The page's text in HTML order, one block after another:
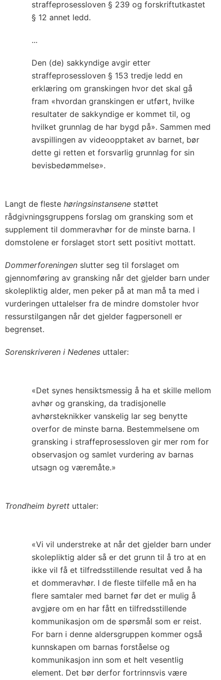
straffeprosessloven § 239 og forskriftutkastet
§ 12 annet ledd.
...
Den (de) sakkyndige avgir etter
straffeprosessloven § 153 tredje ledd en
erklæring om granskingen hvor det skal gå
fram «hvordan granskingen er utført, hvilke
resultater de sakkyndige er kommet til, og
hvilket grunnlag de har bygd på». Sammen med
avspillingen av videoopptaket av barnet, bør
dette gi retten et forsvarlig grunnlag for sin
bevisbedømmelse».
Langt de fleste høringsinstansene støttet
rådgivningsgruppens forslag om gransking som et
supplement til dommeravhør for de minste barna. I
domstolene er forslaget stort sett positivt mottatt.
Dommerforeningen slutter seg til forslaget om
gjennomføring av gransking når det gjelder barn under
skolepliktig alder, men peker på at man må ta med i
vurderingen uttalelser fra de mindre domstoler hvor
ressurstilgangen når det gjelder fagpersonell er
begrenset.
Sorenskriveren i Nedenes uttaler:
«Det synes hensiktsmessig å ha et skille mellom
avhør og gransking, da tradisjonelle
avhørsteknikker vanskelig lar seg benytte
overfor de minste barna. Bestemmelsene om
gransking i straffeprosessloven gir mer rom for
observasjon og samlet vurdering av barnas
utsagn og væremåte.»
Trondheim byrett uttaler:
«Vi vil understreke at når det gjelder barn under
skolepliktig alder så er det grunn til å tro at en
ikke vil få et tilfredsstillende resultat ved å ha
et dommeravhør. I de fleste tilfelle må en ha
flere samtaler med barnet før det er mulig å
avgjøre om en har fått en tilfredsstillende
kommunikasjon om de spørsmål som er reist.
For barn i denne aldersgruppen kommer også
kunnskapen om barnas forståelse og
kommunikasjon inn som et helt vesentlig
element. Det bør derfor fortrinnsvis være